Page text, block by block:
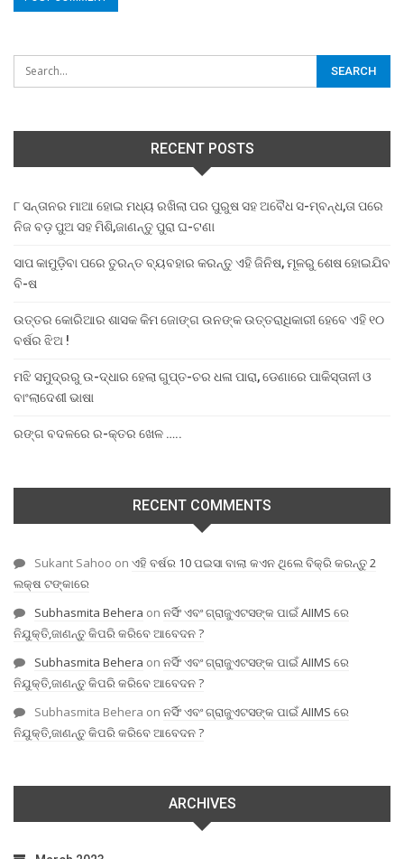
RECENT POSTS
୮ ସନ୍ତାନର ମାଆ ହୋଇ ମଧ୍ୟ ରଖିଲା ପର ପୁରୁଷ ସହ ଅବୈଧ ସ-ମ୍ବନ୍ଧ,ତା ପରେ
ନିଜ ବଡ଼ ପୁଅ ସହ ମିଶି,ଜାଣନ୍ତୁ ପୁରା ଘ-ଟଣା
ସାପ କାମୁଡ଼ିବା ପରେ ତୁରନ୍ତ ବ୍ୟବହାର କରନ୍ତୁ ଏହି ଜିନିଷ, ମୂଳରୁ ଶେଷ ହୋଇଯିବ
ବି-ଷ
ଉତ୍ତର କୋରିଆର ଶାସକ କିମ ଜୋଙ୍ଗ ଉନଙ୍କ ଉତ୍ତରାଧିକାରୀ ହେବେ ଏହି ୧୦
ବର୍ଷର ଝିଅ !
ମଝି ସମୁଦ୍ରରୁ ଉ-ଦ୍ଧାର ହେଲା ଗୁପ୍ତ-ଚର ଧଳା ପାରା, ଡେଣାରେ ପାକିସ୍ତାନୀ ଓ
ବାଂଲାଦେଶୀ ଭାଷା
ରଙ୍ଗ ବଦଳରେ ର-କ୍ତର ଖେଳ …..
RECENT COMMENTS
Sukant Sahoo on ଏହି ବର୍ଷର 10 ପଇସା ବାଲା କଏନ ଥିଲେ ବିକ୍ରି କରନ୍ତୁ 2
ଲକ୍ଷ ଟଙ୍କାରେ
Subhasmita Behera on ନର୍ସିଂ ଏବଂ ଗ୍ରାଜୁଏଟସଙ୍କ ପାଇଁ AIIMS ରେ
ନିଯୁକ୍ତି,ଜାଣନ୍ତୁ କିପରି କରିବେ ଆବେଦନ ?
Subhasmita Behera on ନର୍ସିଂ ଏବଂ ଗ୍ରାଜୁଏଟସଙ୍କ ପାଇଁ AIIMS ରେ
ନିଯୁକ୍ତି,ଜାଣନ୍ତୁ କିପରି କରିବେ ଆବେଦନ ?
Subhasmita Behera on ନର୍ସିଂ ଏବଂ ଗ୍ରାଜୁଏଟସଙ୍କ ପାଇଁ AIIMS ରେ
ନିଯୁକ୍ତି,ଜାଣନ୍ତୁ କିପରି କରିବେ ଆବେଦନ ?
ARCHIVES